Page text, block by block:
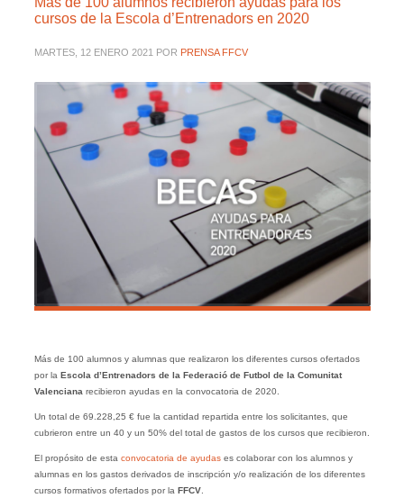
cursos de la Escola d’Entrenadors en 2020
MARTES, 12 ENERO 2021 POR PRENSA FFCV
Más de 100 alumnos y alumnas que realizaron los diferentes cursos ofertados
por la Escola d’Entrenadors de la Federació de Futbol de la Comunitat
Valenciana recibieron ayudas en la convocatoria de 2020.
Un total de 69.228,25 € fue la cantidad repartida entre los solicitantes, que
cubrieron entre un 40 y un 50% del total de gastos de los cursos que recibieron.
El propósito de esta convocatoria de ayudas es colaborar con los alumnos y
alumnas en los gastos derivados de inscripción y/o realización de los diferentes
cursos formativos ofertados por la FFCV.